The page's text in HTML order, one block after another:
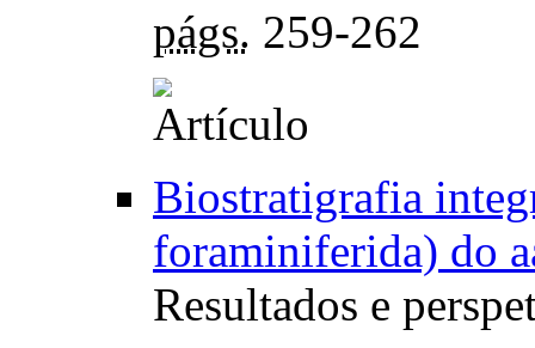
págs. 259-262
Biostratigrafia
foraminiferida) do
Resultados e